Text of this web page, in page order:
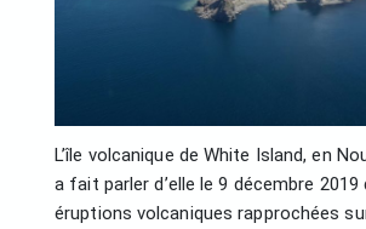
L’île volcanique de White Island, en
a fait parler d’elle le 9 décembre 2019
éruptions volcaniques rapprochées